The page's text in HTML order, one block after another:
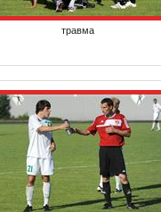
травма